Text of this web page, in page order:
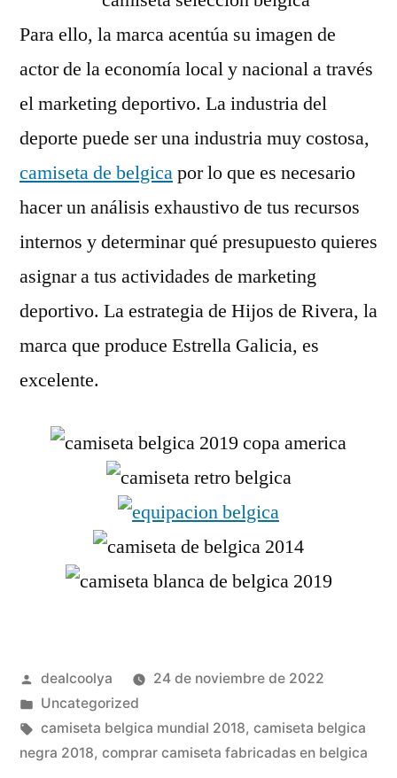
Para ello, la marca acentúa su imagen de
actor de la economía local y nacional a través
el marketing deportivo. La industria del
deporte puede ser una industria muy costosa,
camiseta de belgicapor lo que es necesario
hacer un análisis exhaustivo de tus recursos
internos y determinar qué presupuesto quieres
asignar a tus actividades de marketing
deportivo. La estrategia de Hijos de Rivera, la
marca que produce Estrella Galicia, es
excelente.
Publicado
por
dealcoolya
24 de noviembre de 2022
Publicado
en
Uncategorized
Etiquetas:
camiseta belgica mundial 2018, camiseta belgica
negra 2018, comprar camiseta fabricadas en belgica